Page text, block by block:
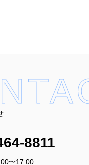
8811
〜17:00